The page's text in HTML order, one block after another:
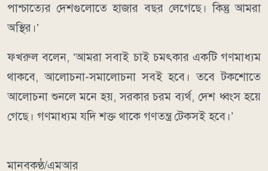
পাশ্চাত্যের দেশগুলোতে হাজার বছর লেগেছে। কিন্তু আমরা
অস্থির।’
ফখরুল বলেন, ‘আমরা সবাই চাই চমৎকার একটি গণমাধ্যম
থাকবে, আলোচনা-সমালোচনা সবই হবে। তবে টকশোতে
আলোচনা শুনলে মনে হয়, সরকার চরম ব্যর্থ, দেশ ধ্বংস হয়ে
গেছে। গণমাধ্যম যদি শক্ত থাকে গণতন্ত্র টেকসই হবে।’
মানবকণ্ঠ/এমআর